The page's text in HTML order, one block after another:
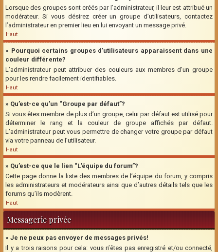
Lorsque des groupes sont créés par l’administrateur, il leur est attribué un
modérateur. Si vous désirez créer un groupe d’utilisateurs, contactez
l’administrateur en premier lieu en lui envoyant un message privé.
Haut
» Pourquoi certains groupes d’utilisateurs apparaissent dans une
couleur différente?
L’administrateur peut attribuer des couleurs aux membres d’un groupe
pour les rendre facilement identifiables.
Haut
» Qu’est-ce qu’un “Groupe par défaut”?
Si vous êtes membre de plus d’un groupe, celui par défaut est utilisé pour
déterminer le rang et la couleur de groupe affichés par défaut.
L’administrateur peut vous permettre de changer votre groupe par défaut
via votre panneau de l’utilisateur.
Haut
» Qu’est-ce que le lien “L’équipe du forum”?
Cette page donne la liste des membres de l’équipe du forum, y compris
les administrateurs et modérateurs ainsi que d’autres détails tels que les
forums qu’ils modèrent.
Haut
Messagerie privée
» Je ne peux pas envoyer de messages privés!
Il y a trois raisons pour cela: vous n’êtes pas enregistré et/ou connecté,